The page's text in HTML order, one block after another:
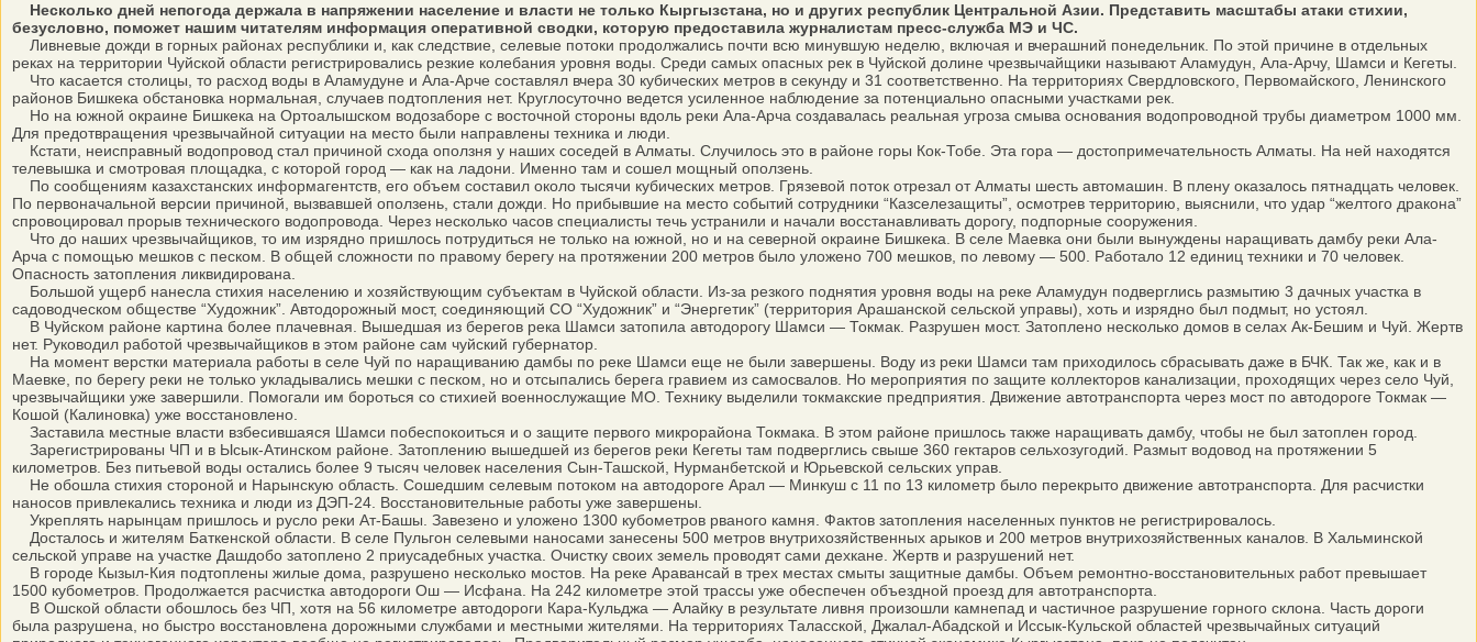
Несколько дней непогода держала в напряжении население и власти не только Кыргызстана, но и других республик Центральной Азии. Представить масштабы атаки стихии,
безусловно, поможет нашим читателям информация оперативной сводки, которую предоставила журналистам пресс-служба МЭ и ЧС.
Ливневые дожди в горных районах республики и, как следствие, селевые потоки продолжались почти всю минувшую неделю, включая и вчерашний понедельник. По этой причине в отдельных
реках на территории Чуйской области регистрировались резкие колебания уровня воды. Среди самых опасных рек в Чуйской долине чрезвычайщики называют Аламудун, Ала-Арчу, Шамси и Кегеты.
Что касается столицы, то расход воды в Аламудуне и Ала-Арче составлял вчера 30 кубических метров в секунду и 31 соответственно. На территориях Свердловского, Первомайского, Ленинского
районов Бишкека обстановка нормальная, случаев подтопления нет. Круглосуточно ведется усиленное наблюдение за потенциально опасными участками рек.
Но на южной окраине Бишкека на Ортоалышском водозаборе с восточной стороны вдоль реки Ала-Арча создавалась реальная угроза смыва основания водопроводной трубы диаметром 1000 мм.
Для предотвращения чрезвычайной ситуации на место были направлены техника и люди.
Кстати, неисправный водопровод стал причиной схода оползня у наших соседей в Алматы. Случилось это в районе горы Кок-Тобе. Эта гора — достопримечательность Алматы. На ней находятся
телевышка и смотровая площадка, с которой город — как на ладони. Именно там и сошел мощный оползень.
По сообщениям казахстанских информагентств, его объем составил около тысячи кубических метров. Грязевой поток отрезал от Алматы шесть автомашин. В плену оказалось пятнадцать человек.
По первоначальной версии причиной, вызвавшей оползень, стали дожди. Но прибывшие на место событий сотрудники “Казселезащиты”, осмотрев территорию, выяснили, что удар “желтого дракона”
спровоцировал прорыв технического водопровода. Через несколько часов специалисты течь устранили и начали восстанавливать дорогу, подпорные сооружения.
Что до наших чрезвычайщиков, то им изрядно пришлось потрудиться не только на южной, но и на северной окраине Бишкека. В селе Маевка они были вынуждены наращивать дамбу реки Ала-
Арча с помощью мешков с песком. В общей сложности по правому берегу на протяжении 200 метров было уложено 700 мешков, по левому — 500. Работало 12 единиц техники и 70 человек.
Опасность затопления ликвидирована.
Большой ущерб нанесла стихия населению и хозяйствующим субъектам в Чуйской области. Из-за резкого поднятия уровня воды на реке Аламудун подверглись размытию 3 дачных участка в
садоводческом обществе “Художник”. Автодорожный мост, соединяющий СО “Художник” и “Энергетик” (территория Арашанской сельской управы), хоть и изрядно был подмыт, но устоял.
В Чуйском районе картина более плачевная. Вышедшая из берегов река Шамси затопила автодорогу Шамси — Токмак. Разрушен мост. Затоплено несколько домов в селах Ак-Бешим и Чуй. Жертв
нет. Руководил работой чрезвычайщиков в этом районе сам чуйский губернатор.
На момент верстки материала работы в селе Чуй по наращиванию дамбы по реке Шамси еще не были завершены. Воду из реки Шамси там приходилось сбрасывать даже в БЧК. Так же, как и в
Маевке, по берегу реки не только укладывались мешки с песком, но и отсыпались берега гравием из самосвалов. Но мероприятия по защите коллекторов канализации, проходящих через село Чуй,
чрезвычайщики уже завершили. Помогали им бороться со стихией военнослужащие МО. Технику выделили токмакские предприятия. Движение автотранспорта через мост по автодороге Токмак —
Кошой (Калиновка) уже восстановлено.
Заставила местные власти взбесившаяся Шамси побеспокоиться и о защите первого микрорайона Токмака. В этом районе пришлось также наращивать дамбу, чтобы не был затоплен город.
Зарегистрированы ЧП и в Ысык-Атинском районе. Затоплению вышедшей из берегов реки Кегеты там подверглись свыше 360 гектаров сельхозугодий. Размыт водовод на протяжении 5
километров. Без питьевой воды остались более 9 тысяч человек населения Сын-Ташской, Нурманбетской и Юрьевской сельских управ.
Не обошла стихия стороной и Нарынскую область. Сошедшим селевым потоком на автодороге Арал — Минкуш с 11 по 13 километр было перекрыто движение автотранспорта. Для расчистки
наносов привлекались техника и люди из ДЭП-24. Восстановительные работы уже завершены.
Укреплять нарынцам пришлось и русло реки Ат-Башы. Завезено и уложено 1300 кубометров рваного камня. Фактов затопления населенных пунктов не регистрировалось.
Досталось и жителям Баткенской области. В селе Пульгон селевыми наносами занесены 500 метров внутрихозяйственных арыков и 200 метров внутрихозяйственных каналов. В Хальминской
сельской управе на участке Дашдобо затоплено 2 приусадебных участка. Очистку своих земель проводят сами дехкане. Жертв и разрушений нет.
В городе Кызыл-Кия подтоплены жилые дома, разрушено несколько мостов. На реке Аравансай в трех местах смыты защитные дамбы. Объем ремонтно-восстановительных работ превышает
1500 кубометров. Продолжается расчистка автодороги Ош — Исфана. На 242 километре этой трассы уже обеспечен объездной проезд для автотранспорта.
В Ошской области обошлось без ЧП, хотя на 56 километре автодороги Кара-Кульджа — Алайку в результате ливня произошли камнепад и частичное разрушение горного склона. Часть дороги
была разрушена, но быстро восстановлена дорожными службами и местными жителями. На территориях Таласской, Джалал-Абадской и Иссык-Кульской областей чрезвычайных ситуаций